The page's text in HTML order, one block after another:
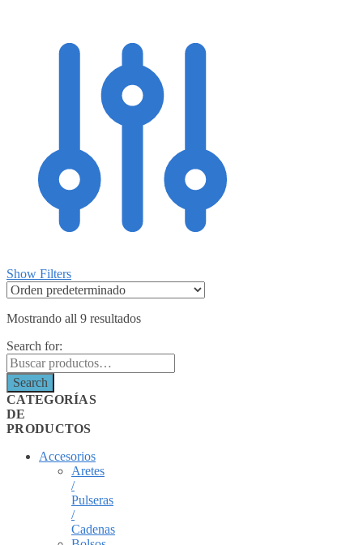
Show Filters
Mostrando all 9 resultados
Search for:
Search
CATEGORÍAS
DE
PRODUCTOS
Accesorios
Aretes
/
Pulseras
/
Cadenas